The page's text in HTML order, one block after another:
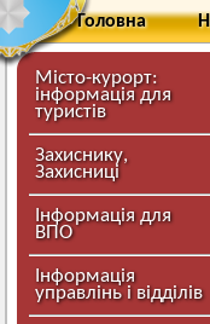
Головна
Місто-курорт:
інформація для
туристів
Захиснику,
Захисниці
Інформація для
ВПО
Інформація
управлінь і відділів